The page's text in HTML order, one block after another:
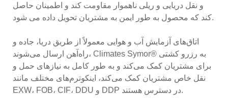
و نقل دریایی و ریلی ناهموار مقاومت کند و اطمینان حاصل
کند که محصول به طور ایمن به مشتریان تحویل داده می شود.
اتاق‌های آزمایش آب و هوایی معمولاً از طریق دریا، جاده و
راه‌آهن ارسال می‌شوند، Climates Symor® به رزرو کشتی
برای مشتریان کمک می‌کند و به طور کامل به نیازهای حمل و
نقل خاص مشتریان کمک می‌کند، اینکوترم‌های مختلف مانند
EXW، FOB، CIF، DDU و DDP در دسترس هستند.